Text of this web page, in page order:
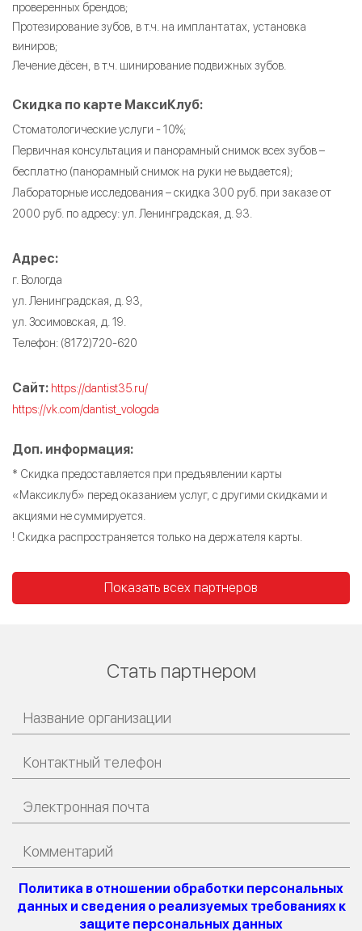
проверенных брендов;
Протезирование зубов, в т.ч. на имплантатах, установка
виниров;
Лечение дёсен, в т.ч. шинирование подвижных зубов.
Скидка по карте МаксиКлуб:
Стоматологические услуги - 10%;
Первичная консультация и панорамный снимок всех зубов –
бесплатно (панорамный снимок на руки не выдается);
Лабораторные исследования – скидка 300 руб. при заказе от
2000 руб. по адресу: ул. Ленинградская, д. 93.
Адрес:
г. Вологда
ул. Ленинградская, д. 93,
ул. Зосимовская, д. 19.
Телефон: (8172)720-620
Сайт: https://dantist35.ru/
https://vk.com/dantist_vologda
Доп. информация:
* Скидка предоставляется при предъявлении карты
«Максиклуб» перед оказанием услуг, с другими скидками и
акциями не суммируется.
! Скидка распространяется только на держателя карты.
Показать всех партнеров
Стать партнером
Политика в отношении обработки персональных
данных и сведения о реализуемых требованиях к
защите персональных данных